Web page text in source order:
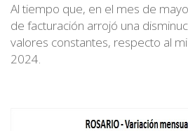
Al tiempo que, en el mes de
de facturación arrojó una
valores constantes, respecto al
2024.